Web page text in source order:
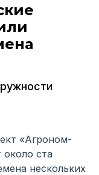
«Агроном-
ста
нескольких